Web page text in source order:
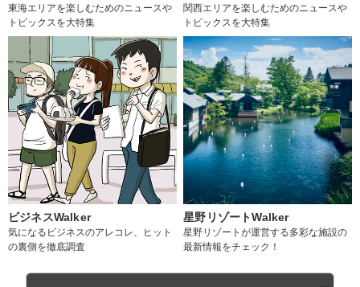
東海エリアを楽しむためのニュースや
トピックスを大特集
関西エリアを楽しむためのニュースや
トピックスを大特集
ビジネスWalker
気になるビジネスのアレコレ、ヒット
の裏側を徹底調査
星野リゾートWalker
星野リゾートが運営する多彩な施設の
最新情報をチェック！